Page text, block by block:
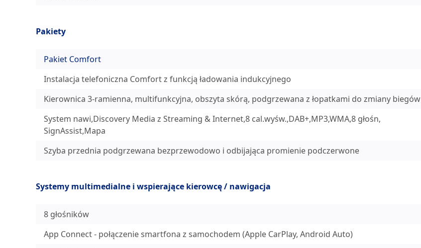
Pakiety
Pakiet Comfort
Instalacja telefoniczna Comfort z funkcją ładowania indukcyjnego
Kierownica 3-ramienna, multifunkcyjna, obszyta skórą, podgrzewana z łopatkami do zmiany biegów
System nawi,Discovery Media z Streaming & Internet,8 cal.wyśw.,DAB+,MP3,WMA,8 głośn,
SignAssist,Mapa
Szyba przednia podgrzewana bezprzewodowo i odbijająca promienie podczerwone
Systemy multimedialne i wspierające kierowcę / nawigacja
8 głośników
App Connect - połączenie smartfona z samochodem (Apple CarPlay, Android Auto)